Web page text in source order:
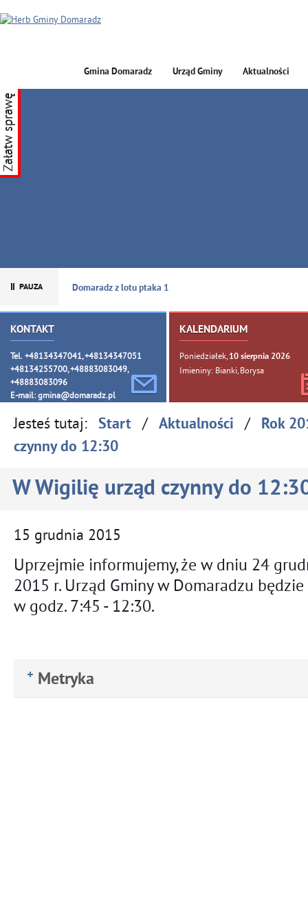
GMINA DOMARADZ
Gmina Domaradz Urząd Gminy Aktualności
Domaradz z lotu ptaka 1
KONTAKT
Tel. +48134347041, +48134347051
+48134255700, +48883083049,
+48883083096
E-mail: gmina@domaradz.pl
KALENDARIUM
Poniedziałek, 10sierpnia 2026
Imieniny: Bianki, Borysa
Załatw sprawę
Jesteś tutaj: Start / Aktualności / Rok
czynny do 12:30
W Wigilię urząd czynny do
15 grudnia 2015
Uprzejmie informujemy, że w dniu 24
2015 r. Urząd Gminy w Domaradzu
w godz. 7:45 - 12:30.
Metryka